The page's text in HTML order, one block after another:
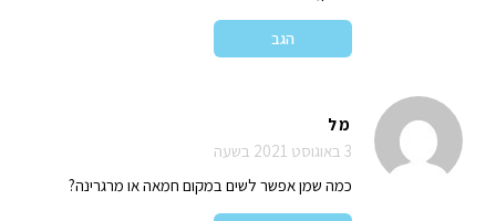
הגב
מל
3 באוגוסט 2021 בשעה
כמה שמן אפשר לשים במקום חמאה או מרגרינה?